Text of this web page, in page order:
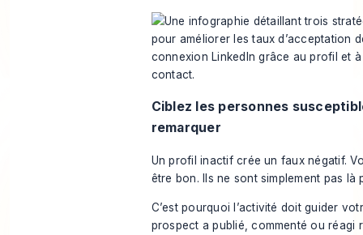
Ciblez les personnes
remarquer
Un profil inactif crée un faux négatif.
être bon. Ils ne sont simplement pas là
C’est pourquoi l’activité doit guider
prospect a publié, commenté ou réagi